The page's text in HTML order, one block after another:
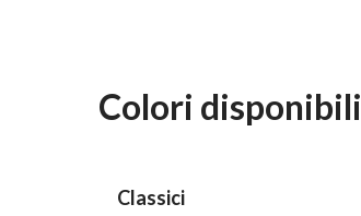
Colori disponibili
Classici